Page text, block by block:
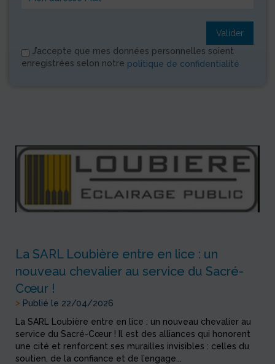
Valider
J’accepte que mes données personnelles soient
enregistrées selon notre politique de confidentialité
La SARL Loubière entre en lice : un
nouveau chevalier au service du Sacré-
Cœur !
> Publié le 22/04/2026
La SARL Loubière entre en lice : un nouveau chevalier au
service du Sacré-Cœur ! Il est des alliances qui honorent
une cité et renforcent ses murailles invisibles : celles du
soutien, de la confiance et de l’engage...